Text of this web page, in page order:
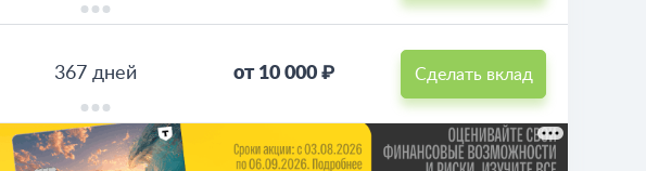
367 дней от 10 000 ₽ Сделать вклад